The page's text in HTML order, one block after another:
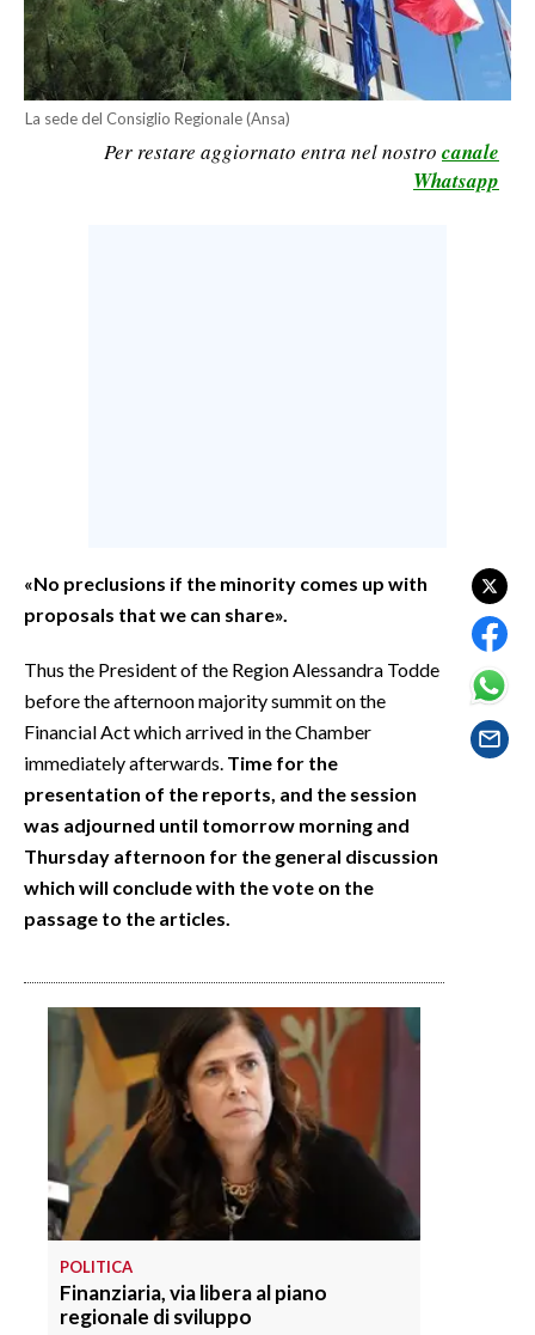
CALCIO
CALCIO REGIONALE
BASKET
VOLLEY
#CARAUNIONE
FOTO
VIDEO
INFO AZIENDE
ABBONATI
ANNUNCI
NECROLOGI
La sede del Consiglio Regionale (Ansa)
Per restare aggiornato entra nel nostro canale
Whatsapp
«No preclusions if the minority comes up with
proposals that we can share».
Thus the President of the Region Alessandra Todde
before the afternoon majority summit on the
Financial Act which arrived in the Chamber
immediately afterwards. Time for the
presentation of the reports, and the session
was adjourned until tomorrow morning and
Thursday afternoon for the general discussion
which will conclude with the vote on the
passage to the articles.
POLITICA
Finanziaria, via libera al piano
regionale di sviluppo